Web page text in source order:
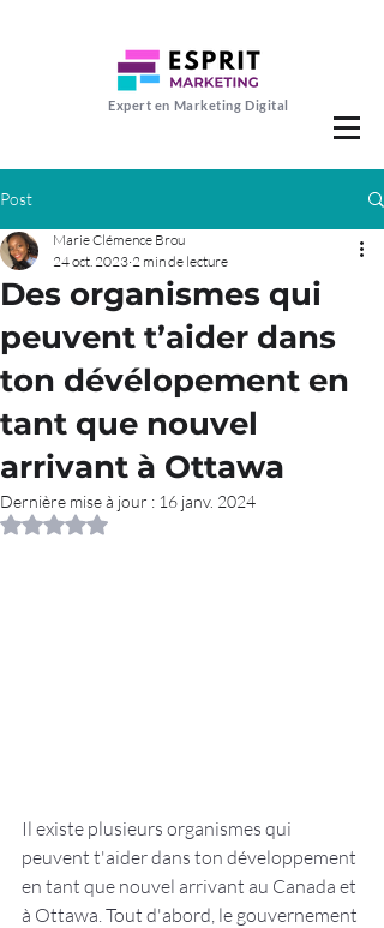
Expert en Marketing Digital
Post
Des organismes qui
peuvent t’aider dans
ton dévélopement en
tant que nouvel
arrivant à Ottawa
Marie Clémence Brou
24 oct. 2023 2 min de lecture
Dernière mise à jour : 16 janv. 2024
Noté NaN étoiles sur 5.
Il existe plusieurs organismes qui
peuvent t'aider dans ton développement
en tant que nouvel arrivant au Canada et
à Ottawa. Tout d'abord, le gouvernement